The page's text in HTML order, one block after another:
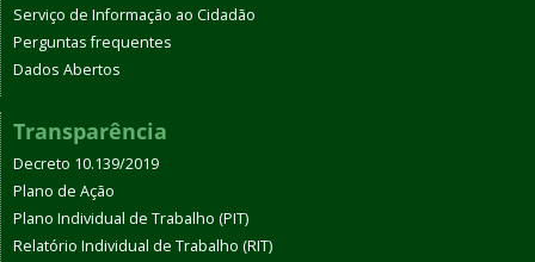
Serviço de Informação ao Cidadão
Perguntas frequentes
Dados Abertos
Transparência
Decreto 10.139/2019
Plano de Ação
Plano Individual de Trabalho (PIT)
Relatório Individual de Trabalho (RIT)